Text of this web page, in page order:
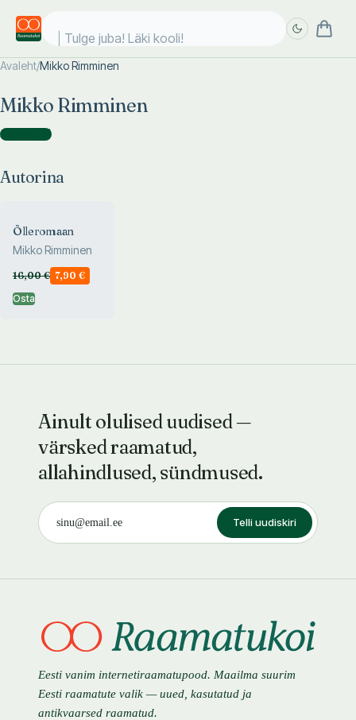
Tulge juba! Läki kooli!
Avaleht/Mikko Rimminen
Mikko Rimminen
Autorina )
Autorina
Õlleromaan
Mikko Rimminen
16,00 € 7,90 €
Osta
Ainult olulised uudised —
värsked raamatud,
allahindlused, sündmused.
Telli uudiskiri
Eesti vanim internetiraamatupood. Maailma suurim
Eesti raamatute valik — uued, kasutatud ja
antikvaarsed raamatud.